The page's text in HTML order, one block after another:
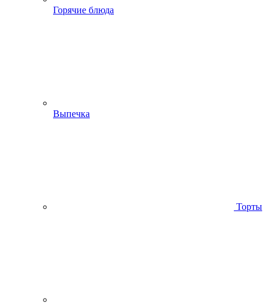
Горячие блюда
Выпечка
Торты